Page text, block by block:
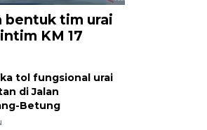
bentuk tim urai
KM 17
tol fungsional urai
di Jalan
Betung